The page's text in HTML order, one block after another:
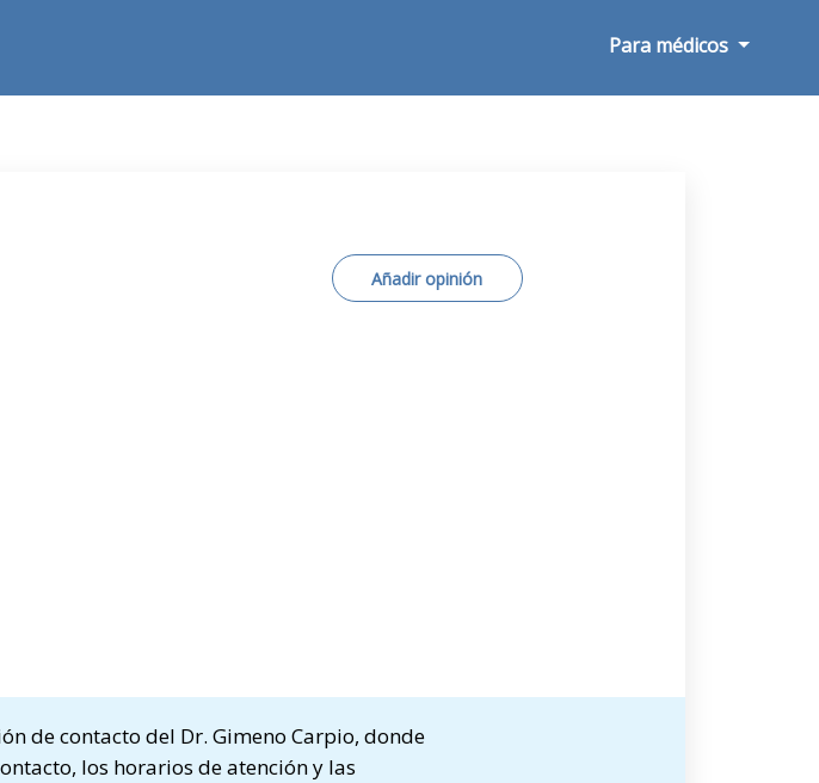
Para médicos
Añadir opinión
de contacto del Dr. Gimeno Carpio, donde
los horarios de atención y las